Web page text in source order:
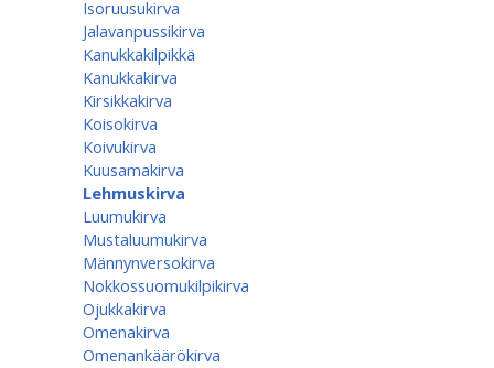
Isoruusukirva
Jalavanpussikirva
Kanukkakilpikkä
Kanukkakirva
Kirsikkakirva
Koisokirva
Koivukirva
Kuusamakirva
Lehmuskirva
Luumukirva
Mustaluumukirva
Männynversokirva
Nokkossuomukilpikirva
Ojukkakirva
Omenakirva
Omenankäärökirva